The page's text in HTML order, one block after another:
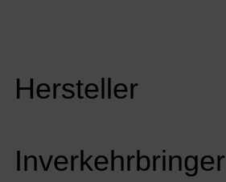
Hersteller
Inverkehrbringer